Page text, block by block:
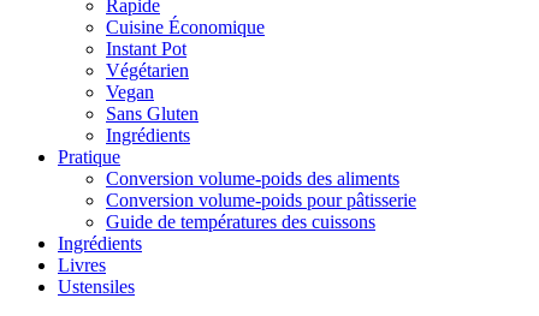
Rapide
Cuisine Économique
Instant Pot
Végétarien
Vegan
Sans Gluten
Ingrédients
Pratique
Conversion volume-poids des aliments
Conversion volume-poids pour pâtisserie
Guide de températures des cuissons
Ingrédients
Livres
Ustensiles